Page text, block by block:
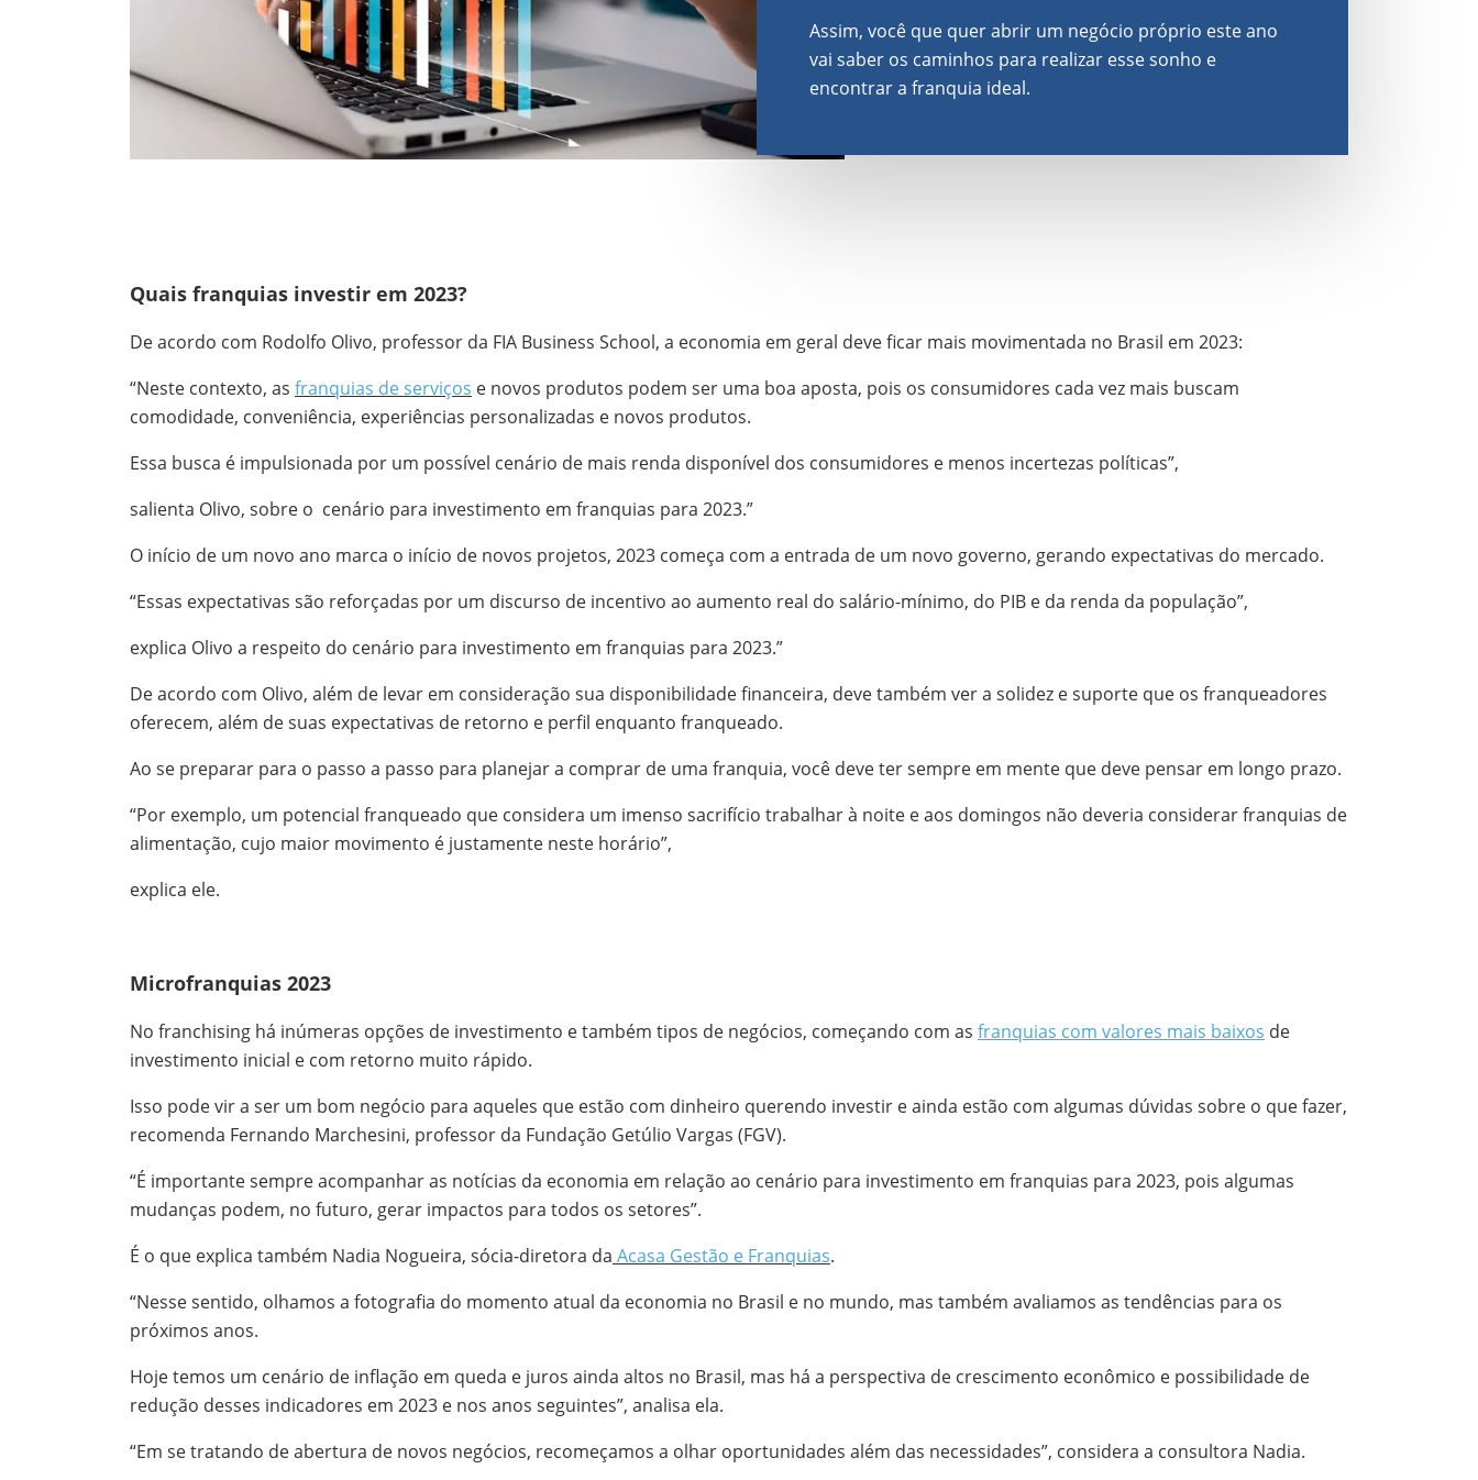
Assim, você que quer abrir um negócio próprio este ano
vai saber os caminhos para realizar esse sonho e
encontrar a franquia ideal.
Quais franquias investir em 2023?
De acordo com Rodolfo Olivo, professor da FIA Business School, a economia em geral deve ficar mais movimentada no Brasil em 2023:
“Neste contexto, as franquias de serviços e novos produtos podem ser uma boa aposta, pois os consumidores cada vez mais buscam
comodidade, conveniência, experiências personalizadas e novos produtos.
Essa busca é impulsionada por um possível cenário de mais renda disponível dos consumidores e menos incertezas políticas”,
salienta Olivo, sobre o cenário para investimento em franquias para 2023.”
O início de um novo ano marca o início de novos projetos, 2023 começa com a entrada de um novo governo, gerando expectativas do mercado.
“Essas expectativas são reforçadas por um discurso de incentivo ao aumento real do salário-mínimo, do PIB e da renda da população”,
explica Olivo a respeito do cenário para investimento em franquias para 2023.”
De acordo com Olivo, além de levar em consideração sua disponibilidade financeira, deve também ver a solidez e suporte que os franqueadores
oferecem, além de suas expectativas de retorno e perfil enquanto franqueado.
Ao se preparar para o passo a passo para planejar a comprar de uma franquia, você deve ter sempre em mente que deve pensar em longo prazo.
“Por exemplo, um potencial franqueado que considera um imenso sacrifício trabalhar à noite e aos domingos não deveria considerar franquias de
alimentação, cujo maior movimento é justamente neste horário”,
explica ele.
Microfranquias 2023
No franchising há inúmeras opções de investimento e também tipos de negócios, começando com as franquias com valores mais baixos de
investimento inicial e com retorno muito rápido.
Isso pode vir a ser um bom negócio para aqueles que estão com dinheiro querendo investir e ainda estão com algumas dúvidas sobre o que fazer,
recomenda Fernando Marchesini, professor da Fundação Getúlio Vargas (FGV).
“É importante sempre acompanhar as notícias da economia em relação ao cenário para investimento em franquias para 2023, pois algumas
mudanças podem, no futuro, gerar impactos para todos os setores”.
É o que explica também Nadia Nogueira, sócia-diretora da Acasa Gestão e Franquias.
“Nesse sentido, olhamos a fotografia do momento atual da economia no Brasil e no mundo, mas também avaliamos as tendências para os
próximos anos.
Hoje temos um cenário de inflação em queda e juros ainda altos no Brasil, mas há a perspectiva de crescimento econômico e possibilidade de
redução desses indicadores em 2023 e nos anos seguintes”, analisa ela.
“Em se tratando de abertura de novos negócios, recomeçamos a olhar oportunidades além das necessidades”, considera a consultora Nadia.